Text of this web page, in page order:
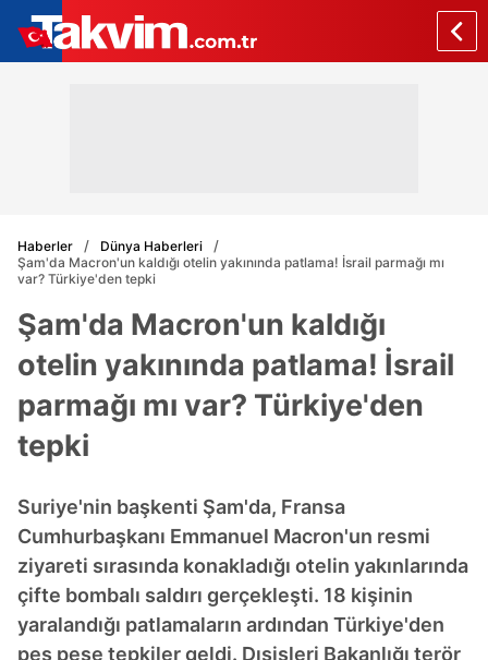
Haberler
Dünya Haberleri
Şam'da Macron'un kaldığı otelin yakınında patlama! İsrail parmağı mı
var? Türkiye'den tepki
Şam'da Macron'un kaldığı
otelin yakınında patlama! İsrail
parmağı mı var? Türkiye'den
tepki
Suriye'nin başkenti Şam'da, Fransa
Cumhurbaşkanı Emmanuel Macron'un resmi
ziyareti sırasında konakladığı otelin yakınlarında
çifte bombalı saldırı gerçekleşti. 18 kişinin
yaralandığı patlamaların ardından Türkiye'den
peş peşe tepkiler geldi. Dışişleri Bakanlığı terör